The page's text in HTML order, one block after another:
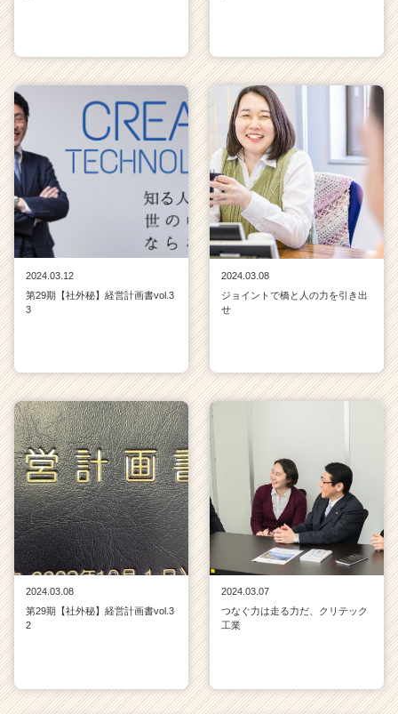
h
e
a
r
e
e
r）
2024.03.12
第29期【社外秘】経営計画書vol.3
3
2024.03.08
ジョイントで橋と人の力を引き出
せ
2024.03.08
第29期【社外秘】経営計画書vol.3
2
2024.03.07
つなぐ力は走る力だ、クリテック
工業